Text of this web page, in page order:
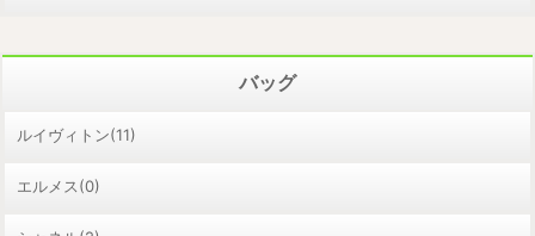
バッグ
ルイヴィトン(11)
エルメス(0)